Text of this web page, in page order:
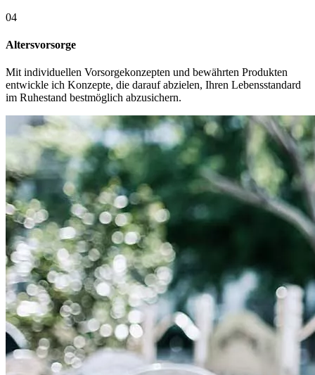
04
Altersvorsorge
Mit individuellen Vorsorgekonzepten und bewährten Produkten
entwickle ich Konzepte, die darauf abzielen, Ihren Lebensstandard
im Ruhestand bestmöglich abzusichern.